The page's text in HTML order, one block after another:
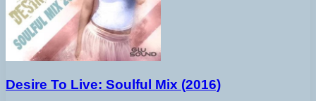
Desire To Live: Soulful Mix (2016)